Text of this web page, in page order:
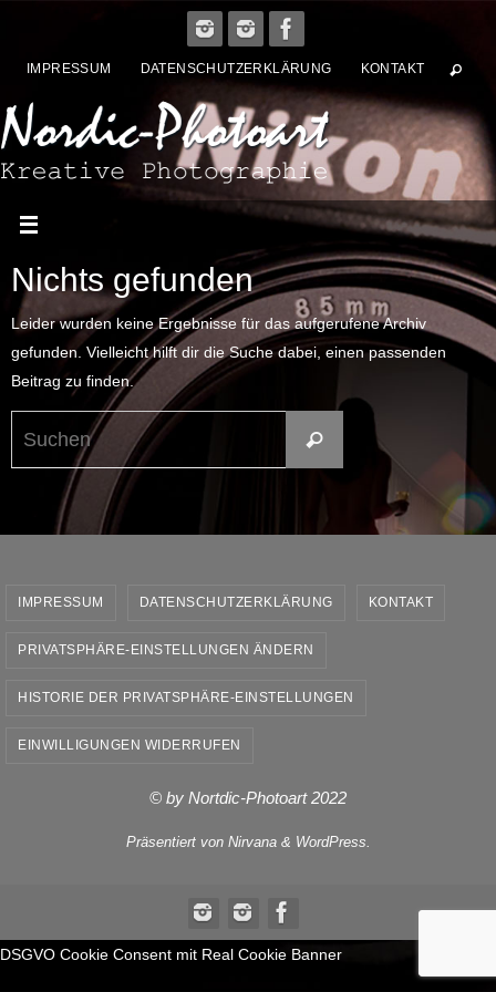
springenIMPRESSUM DATENSCHUTZERKLÄRUNG KONTAKT
Nichts gefunden
Leider wurden keine Ergebnisse für das aufgerufene Archiv
gefunden. Vielleicht hilft dir die Suche dabei, einen passenden
Beitrag zu finden.
Suchen
nach:
Suchen
IMPRESSUM DATENSCHUTZERKLÄRUNG KONTAKT
PRIVATSPHÄRE-EINSTELLUNGEN ÄNDERN
HISTORIE DER PRIVATSPHÄRE-EINSTELLUNGEN
EINWILLIGUNGEN WIDERRUFEN
© by Nortdic-Photoart 2022
Präsentiert von Nirvana& WordPress.
DSGVO Cookie Consent mit Real Cookie Banner